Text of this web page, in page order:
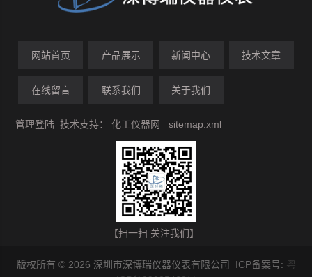
网站首页 产品展示 新闻中心 技术文章
在线留言 联系我们 关于我们
管理登陆 技术支持：化工仪器网 sitemap.xml
【扫一扫 关注我们】
版权所有 © 2026 深圳市深博瑞仪器仪表有限公司 ICP备案号: 粤